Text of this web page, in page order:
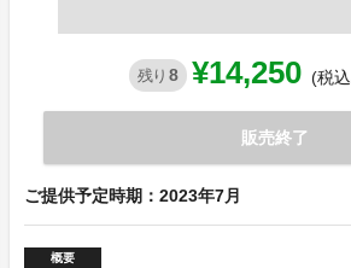
残り 8 ¥14,250 (税
販売終了
ご提供予定時期：2023年7月
概要